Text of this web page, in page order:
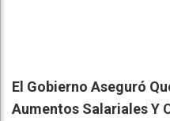
El Gobierno Aseguró
Aumentos Salariales Y